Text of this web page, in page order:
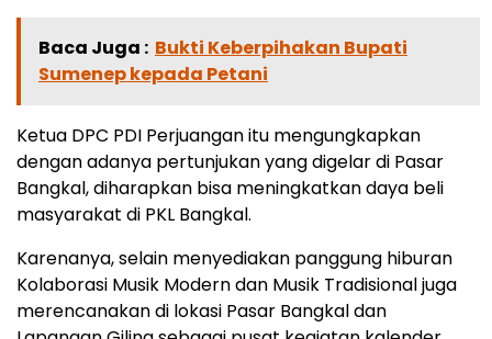
Baca Juga : Bukti Keberpihakan Bupati
Sumenep kepada Petani
Ketua DPC PDI Perjuangan itu mengungkapkan
dengan adanya pertunjukan yang digelar di Pasar
Bangkal, diharapkan bisa meningkatkan daya beli
masyarakat di PKL Bangkal.
Karenanya, selain menyediakan panggung hiburan
Kolaborasi Musik Modern dan Musik Tradisional juga
merencanakan di lokasi Pasar Bangkal dan